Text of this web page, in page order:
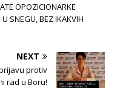
OPOZICIONARKE
SNEGU, BEZ IKAKVIH
NEXT
protiv
rad u Boru!